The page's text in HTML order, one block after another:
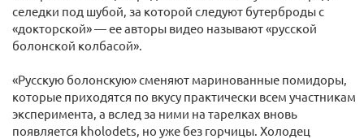
селедки под шубой, за которой следуют бутерброды с
«докторской» — ее авторы видео называют «русской
болонской колбасой».
«Русскую болонскую» сменяют маринованные помидоры,
которые приходятся по вкусу практически всем участникам
эксперимента, а вслед за ними на тарелках вновь
появляется kholodets, но уже без горчицы. Холодец